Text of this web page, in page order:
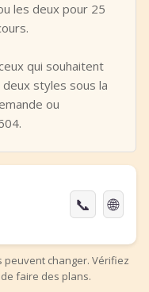
les deux pour 25
qui souhaitent
styles sous la
ou
📞 🌐
changer. Vérifiez
faire des plans.